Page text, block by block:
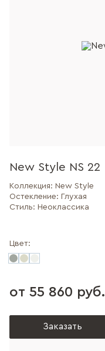
New Style NS 22
Коллекция: New Style
Остекление: Глухая
Стиль: Неоклассика
Цвет:
от 55 860 руб.
Заказать